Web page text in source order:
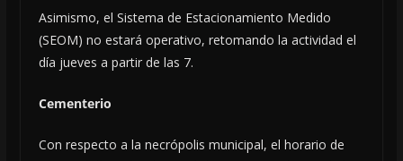
Asimismo, el Sistema de Estacionamiento Medido
(SEOM) no estará operativo, retomando la actividad el
día jueves a partir de las 7.
Cementerio
Con respecto a la necrópolis municipal, el horario de